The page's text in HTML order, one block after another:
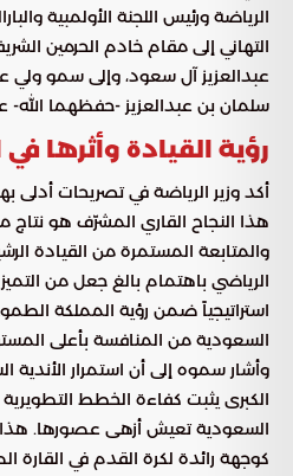
الرياضة ورئيس اللجنة الأولمبية
التهاني إلى مقام خادم الحرمين
عبدالعزيز آل سعود، وإلى سمو ولي
سلمان بن عبدالعزيز -حفظهما الله-
رؤية القيادة وأثرها
أكد وزير الرياضة في تصريحات أدلى
هذا النجاح القاري المشرّف هو نتاج
والمتابعة المستمرة من القيادة
الرياضي باهتمام بالغ جعل من
استراتيجياً ضمن رؤية المملكة
السعودية من المنافسة بأعلى
وأشار سموه إلى أن استمرار
الكبرى يثبت كفاءة الخطط التطويرية
السعودية تعيش أزهى عصورها. هذا
كوجهة رائدة لكرة القدم في القارة